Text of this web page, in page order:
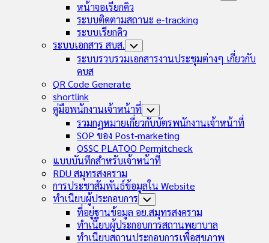
หน้าจอเรียกคิว
ระบบติดตามสถานะ e-tracking
ระบบเรียกคิว
ระบบเอกสาร สบส. Toggle
Child
Menu
ระบบรวบรวมเอกสารงานประชุมต่างๆ เกี่ยวกับ
คบส
QR Code Generate
shortlink
คู่มือพนักงานเจ้าหน้าที่ Toggle
Child
Menu
รวมกฏหมายเกี่ยวกับบัตรพนักงานเจ้าหน้าที่
SOP ของ Post-marketing
OSSC PLATOO Permitcheck
แบบบันทึกสำหรับเจ้าหน้าที่
RDU สมุทรสงคราม
การประชาสัมพันธ์ข้อมูลใน Website
ทำเนียบผู้ประกอบการ Toggle
Child
Menu
ที่อยู่ฐานข้อมูล อย.สมุทรสงคราม
ทำเนียบผู้ประกอบการสถานพยาบาล
ทำเนียบสถานประกอบการเพื่อสุขภาพ